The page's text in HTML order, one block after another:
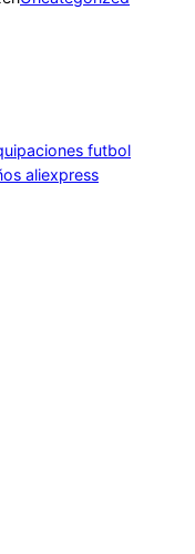
futbol
aliexpress